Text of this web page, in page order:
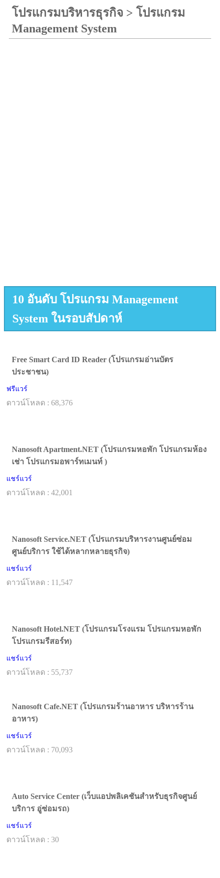
โปรแกรมบริหารธุรกิจ > โปรแกรม
Management System
10 อันดับ โปรแกรม Management
System ในรอบสัปดาห์
Free Smart Card ID Reader (โปรแกรมอ่านบัตร
ประชาชน)
ฟรีแวร์
ดาวน์โหลด : 68,376
Nanosoft Apartment.NET (โปรแกรมหอพัก โปรแกรมห้อง
เช่า โปรแกรมอพาร์ทเมนท์ )
แชร์แวร์
ดาวน์โหลด : 42,001
Nanosoft Service.NET (โปรแกรมบริหารงานศูนย์ซ่อม
ศูนย์บริการ ใช้ได้หลากหลายธุรกิจ)
แชร์แวร์
ดาวน์โหลด : 11,547
Nanosoft Hotel.NET (โปรแกรมโรงแรม โปรแกรมหอพัก
โปรแกรมรีสอร์ท)
แชร์แวร์
ดาวน์โหลด : 55,737
Nanosoft Cafe.NET (โปรแกรมร้านอาหาร บริหารร้าน
อาหาร)
แชร์แวร์
ดาวน์โหลด : 70,093
Auto Service Center (เว็บแอปพลิเคชันสำหรับธุรกิจศูนย์
บริการ อู่ซ่อมรถ)
แชร์แวร์
ดาวน์โหลด : 30